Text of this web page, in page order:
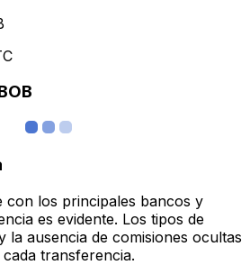
con los principales bancos y
es evidente. Los tipos de
la ausencia de comisiones ocultas
transferencia.